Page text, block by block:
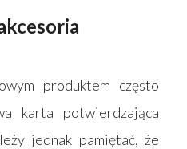
produktem często
karta potwierdzająca
jednak pamiętać, że